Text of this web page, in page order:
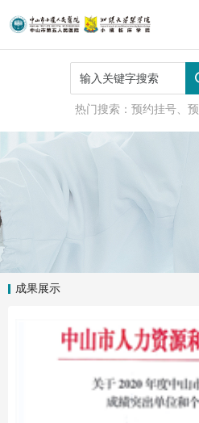
热门搜索：预约挂号、预防接种
成果展示